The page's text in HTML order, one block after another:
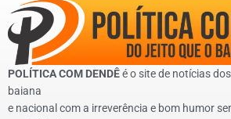
POLÍTICA COM DENDÊé o site de notícias
baiana
e nacional com a irreverência e bom humor